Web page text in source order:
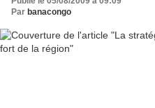
Par banacongo